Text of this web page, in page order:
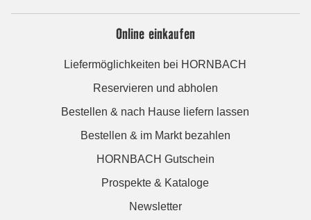
Online einkaufen
Liefermöglichkeiten bei HORNBACH
Reservieren und abholen
Bestellen & nach Hause liefern lassen
Bestellen & im Markt bezahlen
HORNBACH Gutschein
Prospekte & Kataloge
Newsletter